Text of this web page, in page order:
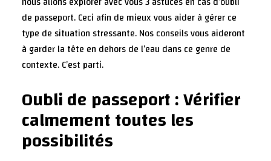
de passeport. Ceci afin de mieux vous aider à gérer ce
type de situation stressante. Nos conseils vous aideront
à garder la tête en dehors de l’eau dans ce genre de
contexte. C’est parti.
Oubli de passeport : Vérifier
calmement toutes les
possibilités